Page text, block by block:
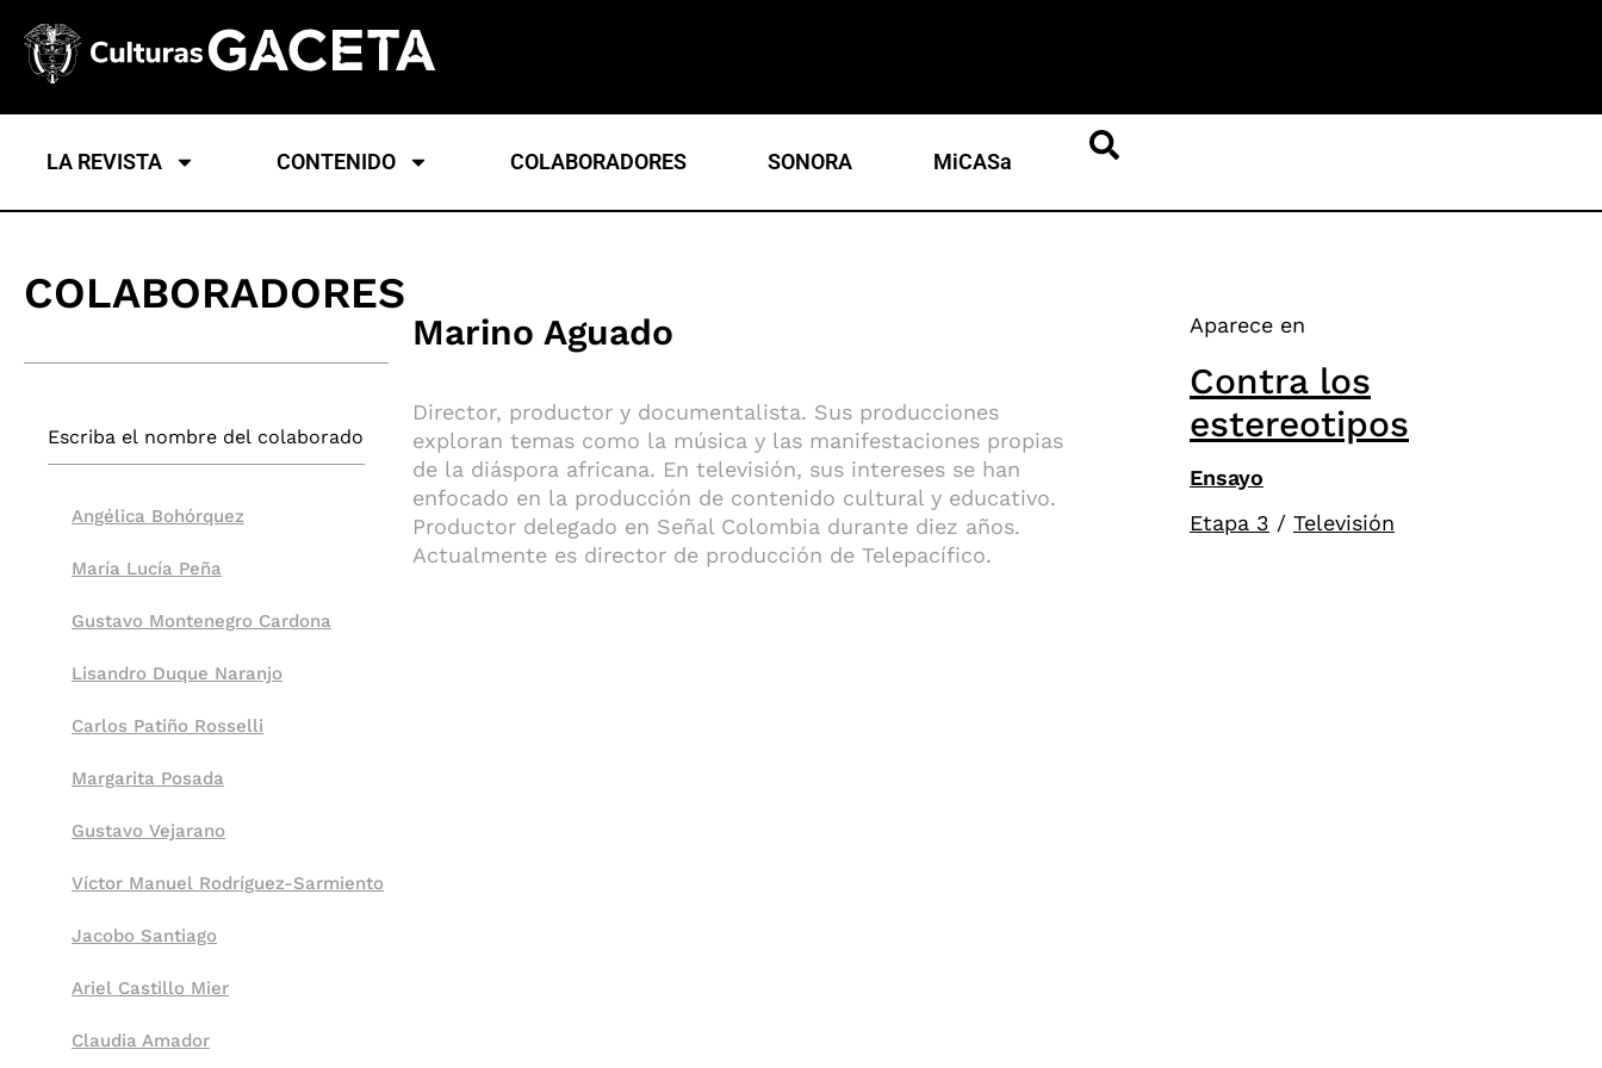
LA REVISTA CONTENIDO COLABORADORES SONORA MiCASa
COLABORADORES
Angélica Bohórquez
María Lucía Peña
Gustavo Montenegro Cardona
Lisandro Duque Naranjo
Carlos Patiño Rosselli
Margarita Posada
Gustavo Vejarano
Víctor Manuel Rodríguez-Sarmiento
Jacobo Santiago
Ariel Castillo Mier
Claudia Amador
Marino Aguado
Director, productor y documentalista. Sus producciones
exploran temas como la música y las manifestaciones propias
de la diáspora africana. En televisión, sus intereses se han
enfocado en la producción de contenido cultural y educativo.
Productor delegado en Señal Colombia durante diez años.
Actualmente es director de producción de Telepacífico.
Aparece en
Contra los
estereotipos
Ensayo
Etapa 3 / Televisión